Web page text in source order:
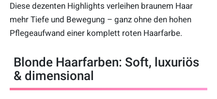
Diese dezenten Highlights verleihen braunem Haar
mehr Tiefe und Bewegung – ganz ohne den hohen
Pflegeaufwand einer komplett roten Haarfarbe.
Blonde Haarfarben: Soft, luxuriös
& dimensional